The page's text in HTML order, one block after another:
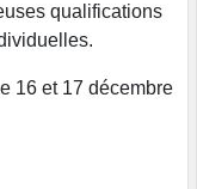
qualifications
16 et 17 décembre